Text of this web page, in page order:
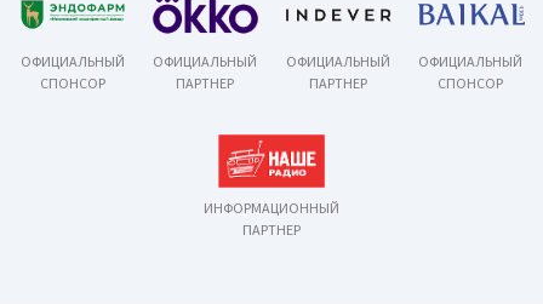
ОФИЦИАЛЬНЫЙ
СПОНСОР
ОФИЦИАЛЬНЫЙ
ПАРТНЕР
ОФИЦИАЛЬНЫЙ
ПАРТНЕР
ОФИЦИАЛЬНЫЙ
СПОНСОР
ИНФОРМАЦИОННЫЙ
ПАРТНЕР